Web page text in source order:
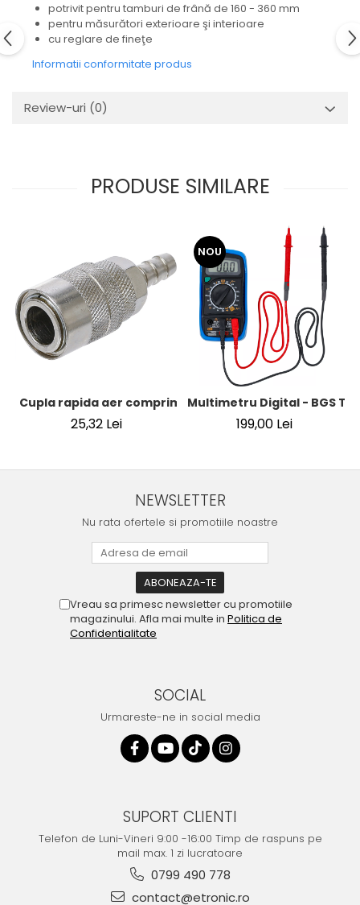
potrivit pentru tamburi de frână de 160 - 360 mm
pentru măsurători exterioare şi interioare
cu reglare de fineţe
Informatii conformitate produs
Review-uri (0)
PRODUSE SIMILARE
Cupla rapida aer comprimat cu racord furtun 8 mm (5/
25,32 Lei
NOU
Multimetru Digital - BGS
199,00 Lei
NEWSLETTER
Nu rata ofertele si promotiile noastre
Vreau sa primesc newsletter cu promotiile
magazinului. Afla mai multe in Politica de
Confidentialitate
SOCIAL
Urmareste-ne in social media
SUPORT CLIENTI
Telefon de Luni-Vineri 9:00 -16:00 Timp de raspuns pe
mail max. 1 zi lucratoare
0799 490 778
contact@etronic.ro